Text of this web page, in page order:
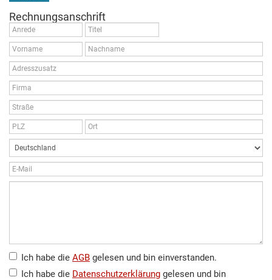
Rechnungsanschrift
Ich habe die AGB gelesen und bin einverstanden.
Ich habe die Datenschutzerklärung gelesen und bin